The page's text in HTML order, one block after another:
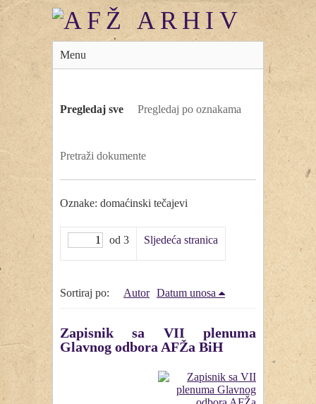
Menu
Pregledaj sve Pregledaj po oznakama
Pretraži dokumente
Oznake: domaćinski tečajevi
od 3 Sljedeća stranica
Sortiraj po: Autor Datum unosa
Zapisnik sa VII plenuma
Glavnog odbora AFŽa BiH